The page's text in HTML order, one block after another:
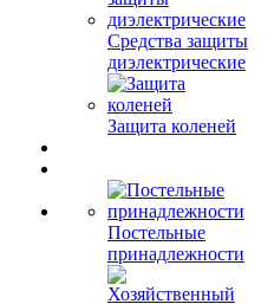
Средства защиты
диэлектрические
Защита коленей
Постельные
принадлежности